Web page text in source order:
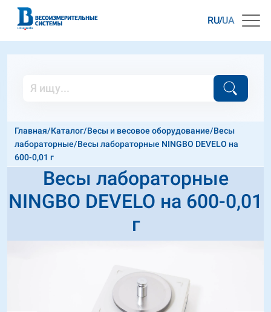
RU UA
Главная/Каталог/Весы и весовое оборудование/Весы
лабораторные/Весы лабораторные NINGBO DEVELO на
600-0,01 г
Весы лабораторные
NINGBO DEVELO на 600-0,01
г